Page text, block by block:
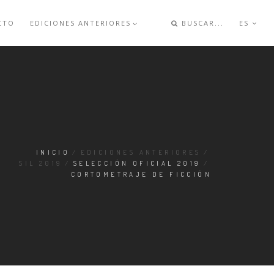
BUSCAR... ES
EDICIONES ANTERIORES
INICIO / EDICIONES ANTERIORES
/
SIL 2019
/ SELECCIÓN OFICIAL 2019
/
CORTOMETRAJE DE FICCIÓN